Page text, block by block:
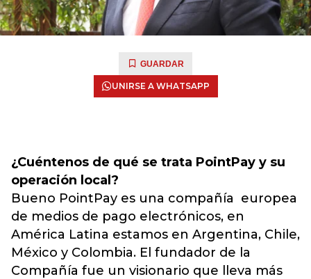
GUARDAR
UNIRSE A WHATSAPP
¿Cuéntenos de qué se trata PointPay y su
operación local?
Bueno PointPay es una compañía europea
de medios de pago electrónicos, en
América Latina estamos en Argentina, Chile,
México y Colombia. El fundador de la
Compañía fue un visionario que lleva más